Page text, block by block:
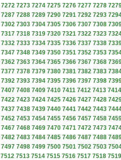
7272 7273 7274 7275 7276 7277 7278
7287 7288 7289 7290 7291 7292 7293
7302 7303 7304 7305 7306 7307 7308
7317 7318 7319 7320 7321 7322 7323
7332 7333 7334 7335 7336 7337 7338
7347 7348 7349 7350 7351 7352 7353
7362 7363 7364 7365 7366 7367 7368
7377 7378 7379 7380 7381 7382 7383
7392 7393 7394 7395 7396 7397 7398
7407 7408 7409 7410 7411 7412 7413 7414
7422 7423 7424 7425 7426 7427 7428
7437 7438 7439 7440 7441 7442 7443
7452 7453 7454 7455 7456 7457 7458
7467 7468 7469 7470 7471 7472 7473
7482 7483 7484 7485 7486 7487 7488
7497 7498 7499 7500 7501 7502 7503
7512 7513 7514 7515 7516 7517 7518 7519